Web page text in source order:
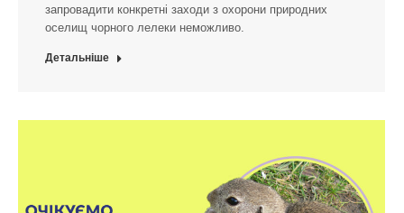
запровадити конкретні заходи з охорони природних
оселищ чорного лелеки неможливо.
Детальніше